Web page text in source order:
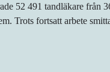
52 491 tandläkare från
Trots fortsatt arbete